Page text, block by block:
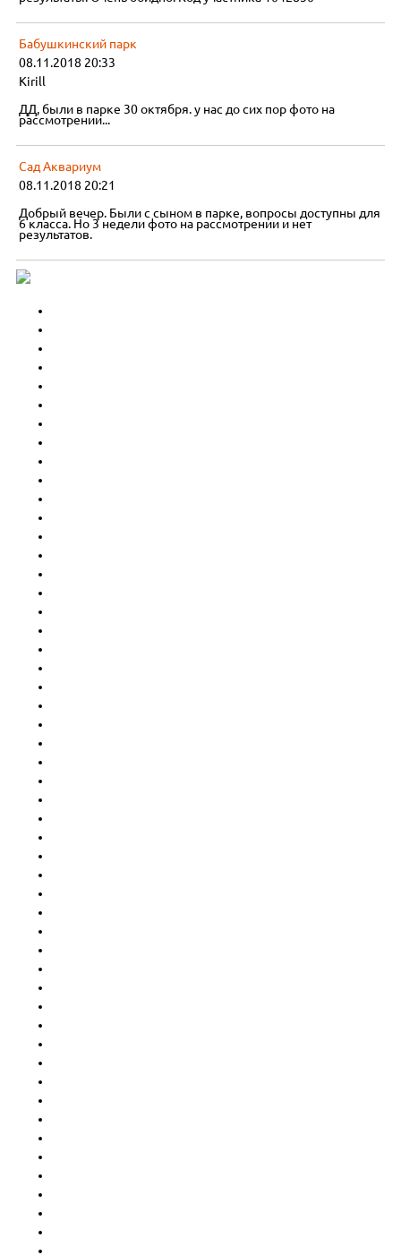
Бабушкинский парк
08.11.2018 20:33
Kirill
ДД, были в парке 30 октября. у нас до сих пор фото на
рассмотрении...
Сад Аквариум
08.11.2018 20:21
Добрый вечер. Были с сыном в парке, вопросы доступны для
6 класса. Но 3 недели фото на рассмотрении и нет
результатов.